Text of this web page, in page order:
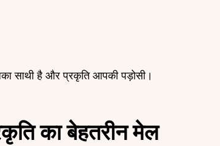
साथी है और प्रकृति आपकी पड़ोसी।
का बेहतरीन मेल